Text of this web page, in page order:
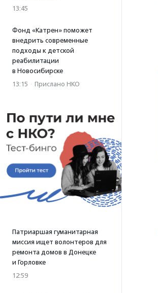
13:45
Фонд «Катрен» поможет
внедрить современные
подходы к детской
реабилитации
в Новосибирске
13:15 · Прислано НКО
Патриаршая гуманитарная
миссия ищет волонтеров для
ремонта домов в Донецке
и Горловке
12:59